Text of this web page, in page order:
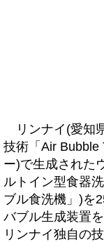
リンナイ(愛知
技術「Air Bubble
ー)で生成された
ルトイン型食器
ブル食洗機」)を
バブル生成装置
リンナイ独自の